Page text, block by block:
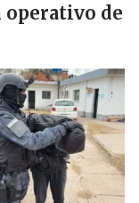
operativo de